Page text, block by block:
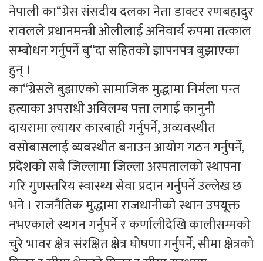
नेपाली का“ग्रेस संसदीय दलका नेता डाक्टर रणबहादुर
रावलले प्रधानमन्त्री ओलीलाई अनिवार्य रुपमा तत्काल
सम्बोधन गर्नुपर्ने बु“दा सहितको ज्ञापनपत्र बुझाएका
हुन् ।
का“ग्रेसले बुझाएको सामाजिक मुद्धामा निर्मला पन्त
हत्याका अपराधी अविलम्ब पत्ता लगाई कानुनी
दायरामा ल्यायर कारबाही गर्नुपर्ने, अव्यवस्थीत
वसोबासलाई व्यवस्थीत बनाउन आयोग गठन गर्नुपर्ने,
प्रदेशको सबै जिल्लामा जिल्ला अस्पतालको स्थापना
गरि गुणस्तरिय स्वास्थ्य सेवा प्रदान गर्नुपर्ने उल्लेख छ
भने । राजनैतिक मुद्धामा राजधानीको स्थान उपयूक्त
नभएकाले स्थगन गर्नुपर्ने र कर्णालीदेखि कालीसम्मको
चुरे भावर क्षेत्र संरक्षित क्षेत्र घोषणा गर्नुपर्ने, सीमा क्षेत्रको